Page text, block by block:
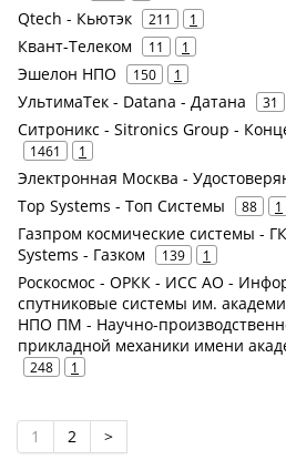
Qtech - Кьютэк 211 1
Квант-Телеком 11 1
Эшелон НПО 150 1
УльтимаТек - Datana - Датана 31
Ситроникс - Sitronics Group -
1461 1
Электронная Москва -
Top Systems - Топ Системы 88 1
Газпром космические системы -
Systems - Газком
139 1
Роскосмос - ОРКК - ИСС АО -
спутниковые системы им.
НПО ПМ - Научно-
прикладной механики имени
248 1
1 2 >